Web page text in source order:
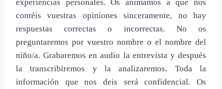
experiencias personales. Os animamos a que nos
contéis vuestras opiniones sinceramente, no hay
respuestas correctas o incorrectas. No os
preguntaremos por vuestro nombre o el nombre del
niño/a. Grabaremos en audio la entrevista y después
la transcribiremos y la analizaremos. Toda la
información que nos deis será confidencial. Os